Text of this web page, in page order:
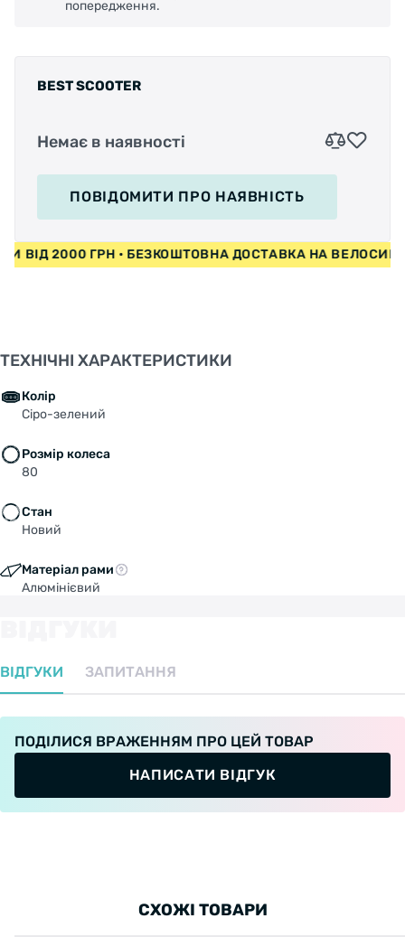
попередження.
BEST SCOOTER
Немає в наявності
ПОВІДОМИТИ ПРО НАЯВНІСТЬ
ВІД 2000 ГРН • БЕЗКОШТОВНА ДОСТАВКА НА
ТЕХНІЧНІ ХАРАКТЕРИСТИКИ
Колір
Сіро-зелений
Розмір колеса
80
Стан
Новий
Матеріал рами
Алюмінієвий
ВІДГУКИ ЗАПИТАННЯ
ПОДІЛИСЯ ВРАЖЕННЯМ ПРО ЦЕЙ ТОВАР
НАПИСАТИ ВІДГУК
СХОЖІ ТОВАРИ